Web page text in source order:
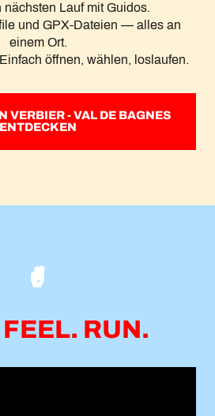
nächsten Lauf mit Guidos.
und GPX-Dateien — alles an
einem Ort.
öffnen, wählen, loslaufen.
VERBIER - VAL DE BAGNES
ENTDECKEN
FEEL. RUN.